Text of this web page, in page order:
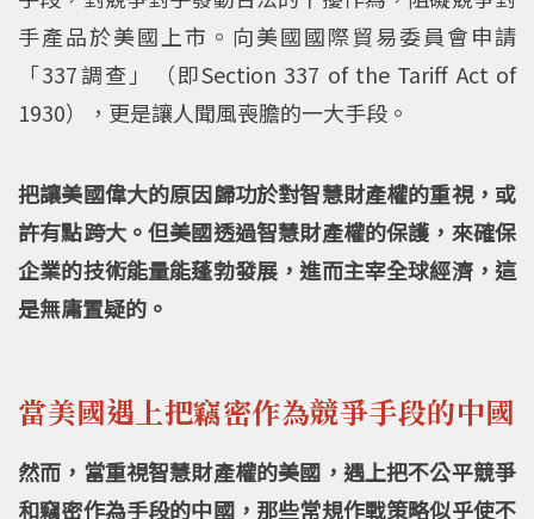
手產品於美國上市。向美國國際貿易委員會申請
「337調查」（即Section 337 of the Tariff Act of
1930），更是讓人聞風喪膽的一大手段。
把讓美國偉大的原因歸功於對智慧財產權的重視，或
許有點跨大。但美國透過智慧財產權的保護，來確保
企業的技術能量能蓬勃發展，進而主宰全球經濟，這
是無庸置疑的。
當美國遇上把竊密作為競爭手段的中國
然而，當重視智慧財產權的美國，遇上把不公平競爭
和竊密作為手段的中國，那些常規作戰策略似乎使不